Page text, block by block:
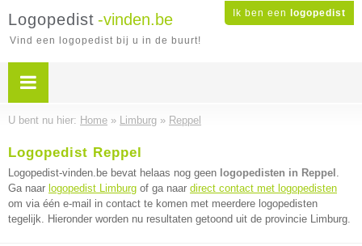
Ik ben een logopedist
Logopedist -vinden.be
Vind een logopedist bij u in de buurt!
U bent nu hier: Home » Limburg » Reppel
Logopedist Reppel
Logopedist-vinden.be bevat helaas nog geen logopedisten in Reppel .
Ga naar logopedist Limburg of ga naar direct contact met logopedisten
om via één e-mail in contact te komen met meerdere logopedisten
tegelijk. Hieronder worden nu resultaten getoond uit de provincie Limburg.